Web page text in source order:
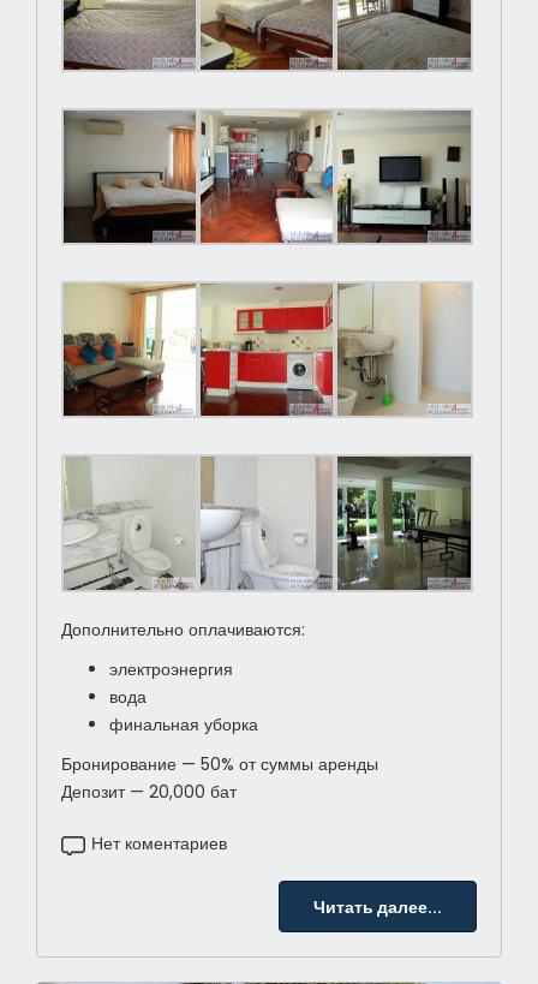
Дополнительно оплачиваются:
электроэнергия
вода
финальная уборка
Бронирование — 50% от суммы аренды
Депозит — 20,000 бат
Нет коментариев
Читать далее...